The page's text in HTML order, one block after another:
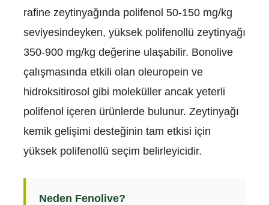
rafine zeytinyağında polifenol 50-150 mg/kg
seviyesindeyken, yüksek polifenollü zeytinyağı
350-900 mg/kg değerine ulaşabilir. Bonolive
çalışmasında etkili olan oleuropein ve
hidroksitirosol gibi moleküller ancak yeterli
polifenol içeren ürünlerde bulunur. Zeytinyağı
kemik gelişimi desteğinin tam etkisi için
yüksek polifenollü seçim belirleyicidir.
Neden Fenolive?